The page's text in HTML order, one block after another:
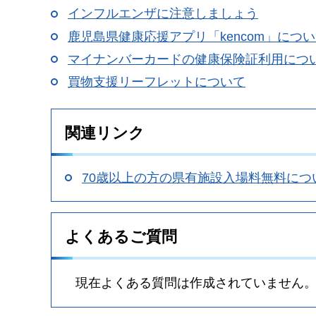
インフルエンザに注意しましょう
鹿児島県健康応援アプリ「kencom」につ
マイナンバーカードの健康保険証利用につ
買物支援リーフレットについて
関連リンク
70歳以上の方の県有施設入場料無料につ
よくあるご質問
現在よくある質問は作成されていません。